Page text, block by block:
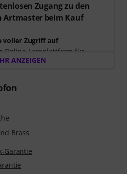
Zugang zu den
Artmaster beim Kauf
voller Zugriff auf
Online-Lernplattform für
und die Entwicklung
vollem Zugang zu unserem
für Anfänger“
bereits mit Künstlern wie
und Britney Spears
ANZEIGEN
Brass
Garantie